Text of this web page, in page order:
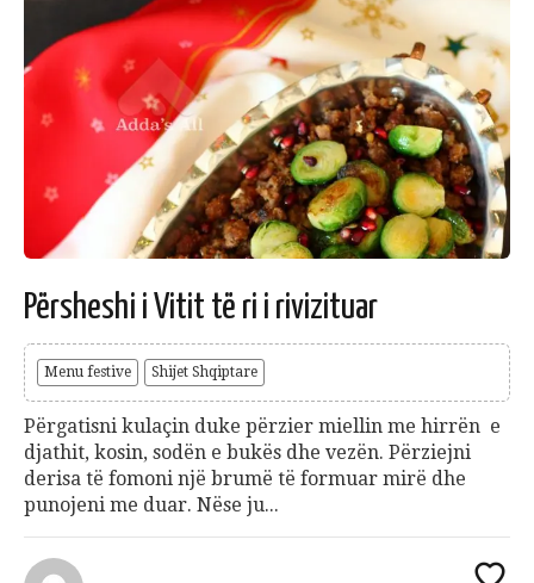
Përsheshi i Vitit të ri i rivizituar
Menu festive Shijet Shqiptare
Përgatisni kulaçin duke përzier miellin me hirrën e
djathit, kosin, sodën e bukës dhe vezën. Përziejni
derisa të fomoni një brumë të formuar mirë dhe
punojeni me duar. Nëse ju...